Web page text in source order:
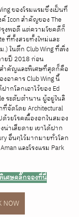
ของโรมแรมซึ่งเป็นที่
Icon สำคัญของ The
งพอดี แต่ความโชคดีก็
ที่ทั้งสวยทั้งใหม่และ
ในตึก Club Wing ที่เพิ่ง
ายปี 2018 ก่อน
คัญและพิเศษที่สุดก็คือ
าคาร Club Wing นี้
กโลกเอาไว้ของ Ed
ระดับตำนาน ผู้อยู่ในลิ
จัดโดย Architectural
วยโรคเนื้องอกในสมอง
าเสียดาย เขาได้ฝาก
อื่นๆไว้มากมายทั่วโลก
และโรงแรม Park
เศษคลิ๊กจองที่นี่
NOW